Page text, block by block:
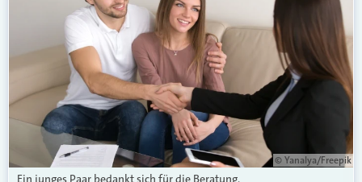
© Yanalya/Freepik
Ein junges Paar bedankt sich für die Beratung.